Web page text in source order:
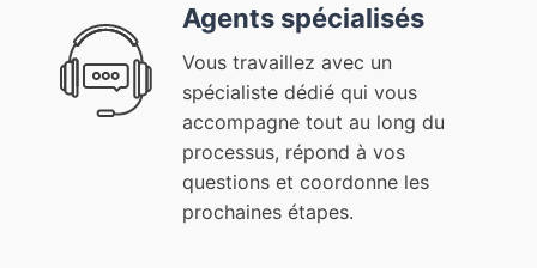
Agents spécialisés
Vous travaillez avec un
spécialiste dédié qui vous
accompagne tout au long du
processus, répond à vos
questions et coordonne les
prochaines étapes.